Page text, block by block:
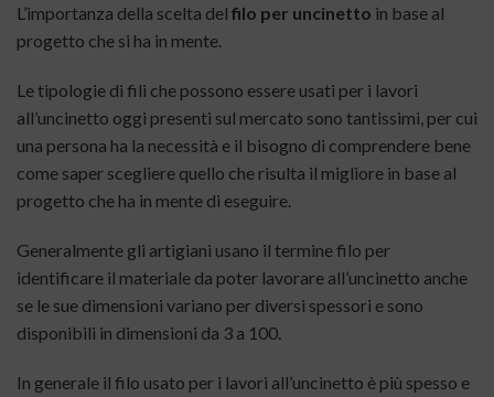
L’importanza della scelta del filo per uncinetto in base al
progetto che si ha in mente.
Le tipologie di fili che possono essere usati per i lavori
all’uncinetto oggi presenti sul mercato sono tantissimi, per cui
una persona ha la necessità e il bisogno di comprendere bene
come saper scegliere quello che risulta il migliore in base al
progetto che ha in mente di eseguire.
Generalmente gli artigiani usano il termine filo per
identificare il materiale da poter lavorare all’uncinetto anche
se le sue dimensioni variano per diversi spessori e sono
disponibili in dimensioni da 3 a 100.
In generale il filo usato per i lavori all’uncinetto è più spesso e